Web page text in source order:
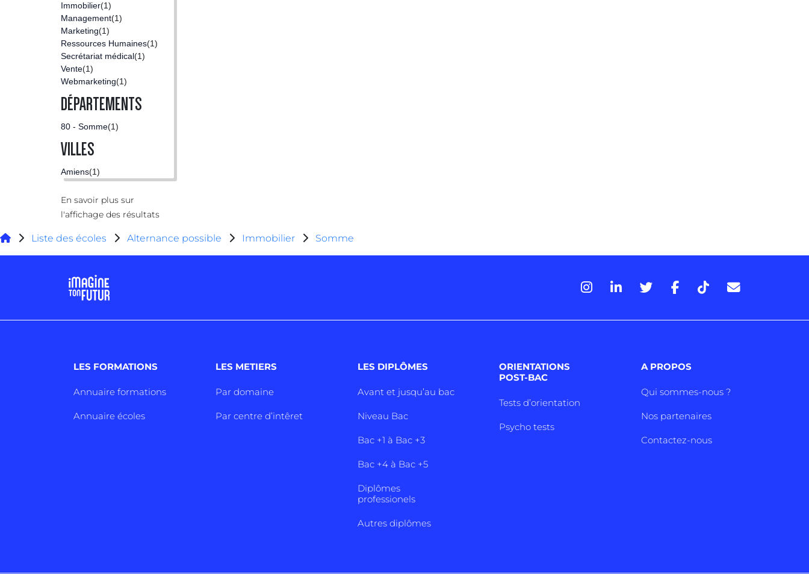
Immobilier(1)
Management(1)
Marketing(1)
Ressources Humaines(1)
Secrétariat médical(1)
Vente(1)
Webmarketing(1)
DÉPARTEMENTS
80 - Somme(1)
VILLES
Amiens(1)
En savoir plus sur
l'affichage des résultats
Liste des écoles Alternance possible Immobilier Somme
LES FORMATIONS
Annuaire formations
Annuaire écoles
LES METIERS
Par domaine
Par centre d’intêret
LES DIPLÔMES
Avant et jusqu’au bac
Niveau Bac
Bac +1 à Bac +3
Bac +4 à Bac +5
Diplômes
professionels
Autres diplômes
ORIENTATIONS
POST-BAC
Tests d’orientation
Psycho tests
A PROPOS
Qui sommes-nous ?
Nos partenaires
Contactez-nous